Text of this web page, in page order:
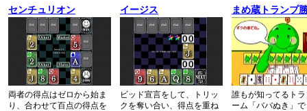
センチュリオン
両者の得点はゼロから始ま
り、合わせて百点の得点を
イージス
ビッド宣言をして、トリッ
クを奪い合い、得点を重ね
まめ蔵トランプ
誰もが知ってるト
ーム「ババぬき」